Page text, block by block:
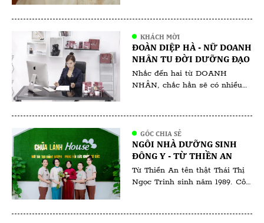
KHÁCH MỜI
ĐOÀN DIỆP HÀ - NỮ DOANH
NHÂN TU ĐỜI DƯỠNG ĐẠO
Nhắc đến hai từ DOANH
NHÂN, chắc hẳn sẽ có nhiều
kinh doanh thời bây giờ làm
thật ăn thật thì ít mà chiêu trò
thu lợi về mình thì nhiều không
đếm xuể. Tất nhiên, đã […]
GÓC CHIA SẺ
NGÔI NHÀ DƯỠNG SINH
ĐÔNG Y - TỪ THIỀN AN
Từ Thiền An tên thật Thái Thị
Ngọc Trinh sinh năm 1989. Cô
cái tên gắn liền với sự bình yên